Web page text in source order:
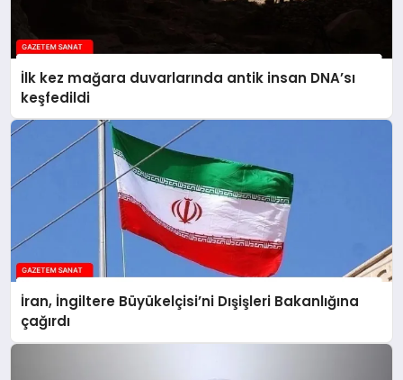
İlk kez mağara duvarlarında antik insan DNA’sı
keşfedildi
İran, İngiltere Büyükelçisi’ni Dışişleri Bakanlığına
çağırdı